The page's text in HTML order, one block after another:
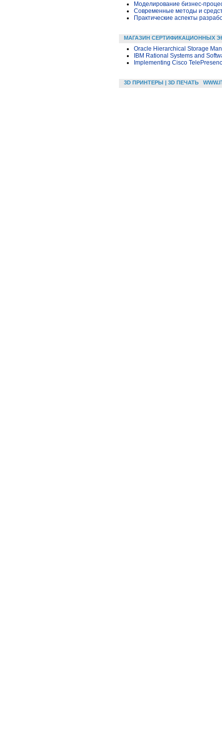
Моделирование бизнес-
Современные методы и
Практические аспекты
МАГАЗИН СЕРТИФИКАЦИОННЫХ
Oracle Hierarchical Storage
IBM Rational Systems and
Implementing Cisco
3D ПРИНТЕРЫ | 3D ПЕЧАТЬ